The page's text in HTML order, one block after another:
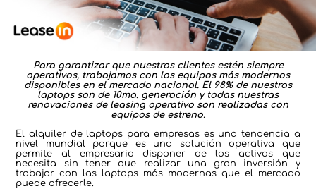
Para garantizar que nuestros clientes estén siempre
operativos, trabajamos con los equipos más modernos
disponibles en el mercado nacional. El 98% de nuestras
laptops son de 10ma. generación y todas nuestras
renovaciones de leasing operativo son realizadas con
equipos de estreno.
El alquiler de laptops para empresas es una tendencia a
nivel mundial porque es una solución operativa que
permite al empresario disponer de los activos que
necesita sin tener que realizar una gran inversión y
trabajar con las laptops más modernas que el mercado
puede ofrecerle.